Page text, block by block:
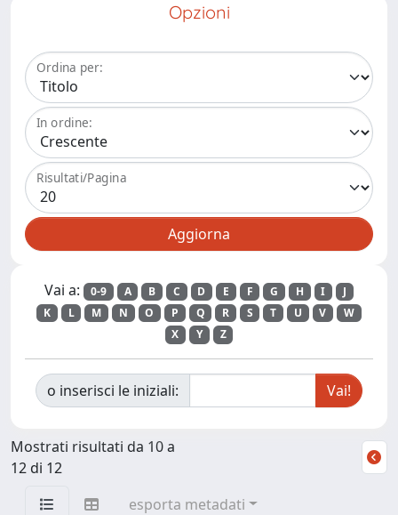
Opzioni
Ordina per:
In ordine:
Risultati/Pagina
Vai a: 0-9 A B C D E F G H I
J
K
L M N O P Q R S T U V
W
X
Y Z
o inserisci le iniziali:
Mostrati risultati da 10 a
12 di 12
esporta metadati